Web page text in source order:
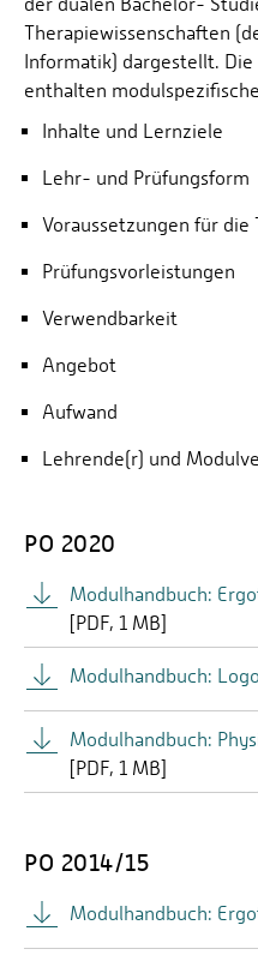
Therapiewissenschaften
Informatik) dargestellt.
enthalten
Inhalte und Lernziele
Lehr- und Prüfungsform
Voraussetzungen für die
Prüfungsvorleistungen
Verwendbarkeit
Angebot
Aufwand
Lehrende(r) und
PO 2020
Modulhandbuch:
PDF 1 MB]
Modulhandbuch:
Modulhandbuch:
PDF 1 MB]
PO 2014/15
Modulhandbuch: